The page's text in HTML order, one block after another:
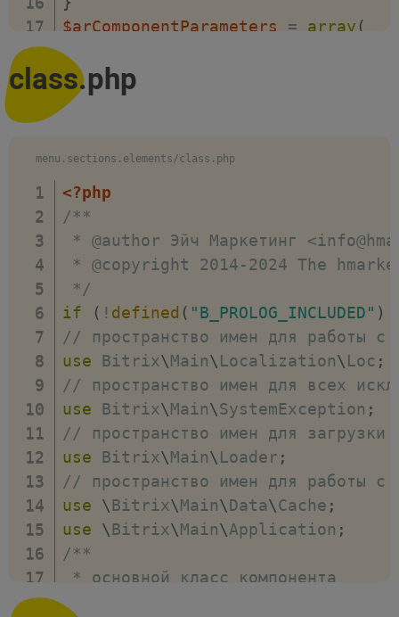
$arComponentParameters
= array (
"PARAMETERS"
"TYPE"
"ADDITIONAL_VALUES"
=>
"REFRESH"
=> "Y"
,
"IBLOCK_ID"
=> array(
"PARENT"
=> "BASE",
"NAME"
=>
"Выберите
"TYPE"
=> "LIST",
"VALUES"
=> $arIBlocks
"DEFAULT"
=> '',
"MULTIPLE"
"ADDITIONAL_VALUES"
=>
"REFRESH"
=> "Y"
),
"PARENT" =>
class.php
menu.sections.elements/class.php
<?php
/**
* @author Эйч Маркетинг
* @copyright 2014-2024 The
*/
if
( ! defined ( "B_PROLOG_INCLUDED" )
// пространство имен для работы с
use
Bitrix\Main\ Localization\ Loc ;
// пространство имен для всех
use
Bitrix\Main\SystemException ;
// пространство имен для загрузки
use
Bitrix\Main\ Loader ;
// пространство имен для работы с
use
\Bitrix\Main\Data\Cache ;
use
\Bitrix\Main\Application ;
/**
* основной класс компонента
*